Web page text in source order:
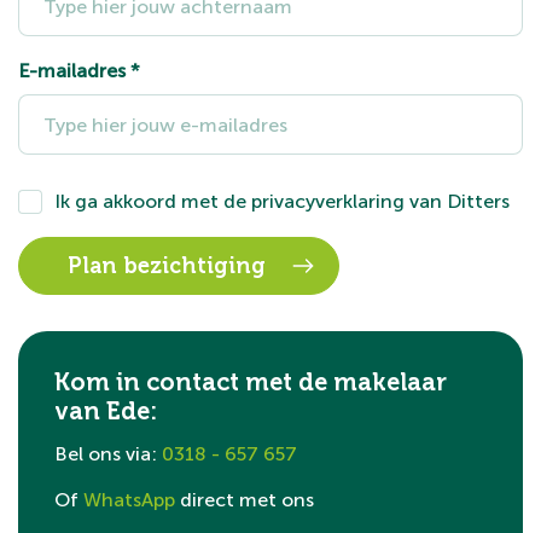
E-mailadres*
Ik ga akkoord met de privacyverklaring van Ditters
Kom in contact met de makelaar
van Ede:
Bel ons via: 0318 - 657 657
Of WhatsApp direct met ons